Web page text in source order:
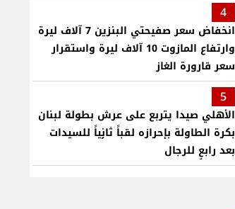
4
انخفاض سعر صفيحتي البنزين 7 آلاف ليرة
وارتفاع المازوت 10 آلاف ليرة واستقرار
سعر قارورة الغاز
5
الأهلي صيدا يتربع على عرش بطولة لبنان
بكرة الطاولة بإحرازه لقباً ثانٍياً للسيدات
بعد رابعٍ للرجال